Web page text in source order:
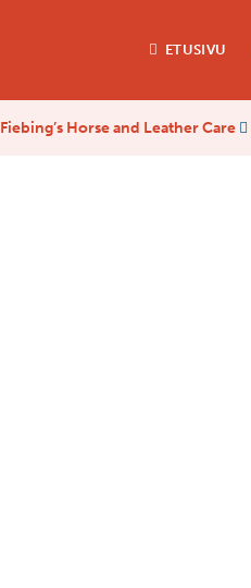
ETUSIVU
Fiebing’s Horse and Leather Care